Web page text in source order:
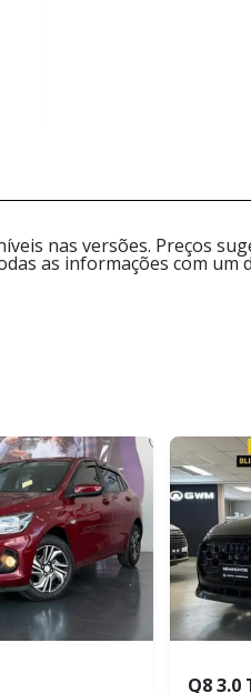
nas versões. Preços
as informações com um